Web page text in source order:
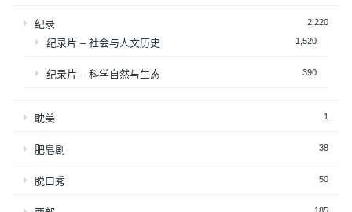
纪录 2,220
纪录片 – 社会与人文历史 1,520
纪录片 – 科学自然与生态 390
耽美 1
肥皂剧 38
脱口秀 50